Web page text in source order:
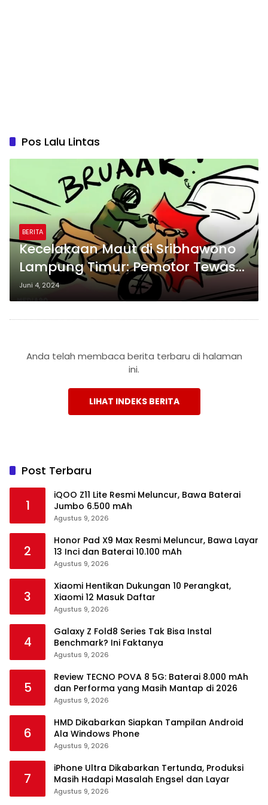
Pos Lalu Lintas
BERITA
Kecelakaan Maut di Sribhawono
Lampung Timur: Pemotor Tewas
Terlindas Mobil, Sopir Klaim
Kondisi Jalan Gelap
Juni 4, 2024
Anda telah membaca berita terbaru di halaman
ini.
LIHAT INDEKS BERITA
Post Terbaru
1
iQOO Z11 Lite Resmi Meluncur, Bawa Baterai
Jumbo 6.500 mAh
Agustus 9, 2026
2
Honor Pad X9 Max Resmi Meluncur, Bawa Layar
13 Inci dan Baterai 10.100 mAh
Agustus 9, 2026
3
Xiaomi Hentikan Dukungan 10 Perangkat,
Xiaomi 12 Masuk Daftar
Agustus 9, 2026
4
Galaxy Z Fold8 Series Tak Bisa Instal
Benchmark? Ini Faktanya
Agustus 9, 2026
5
Review TECNO POVA 8 5G: Baterai 8.000 mAh
dan Performa yang Masih Mantap di 2026
Agustus 9, 2026
6
HMD Dikabarkan Siapkan Tampilan Android
Ala Windows Phone
Agustus 9, 2026
7
iPhone Ultra Dikabarkan Tertunda, Produksi
Masih Hadapi Masalah Engsel dan Layar
Agustus 9, 2026